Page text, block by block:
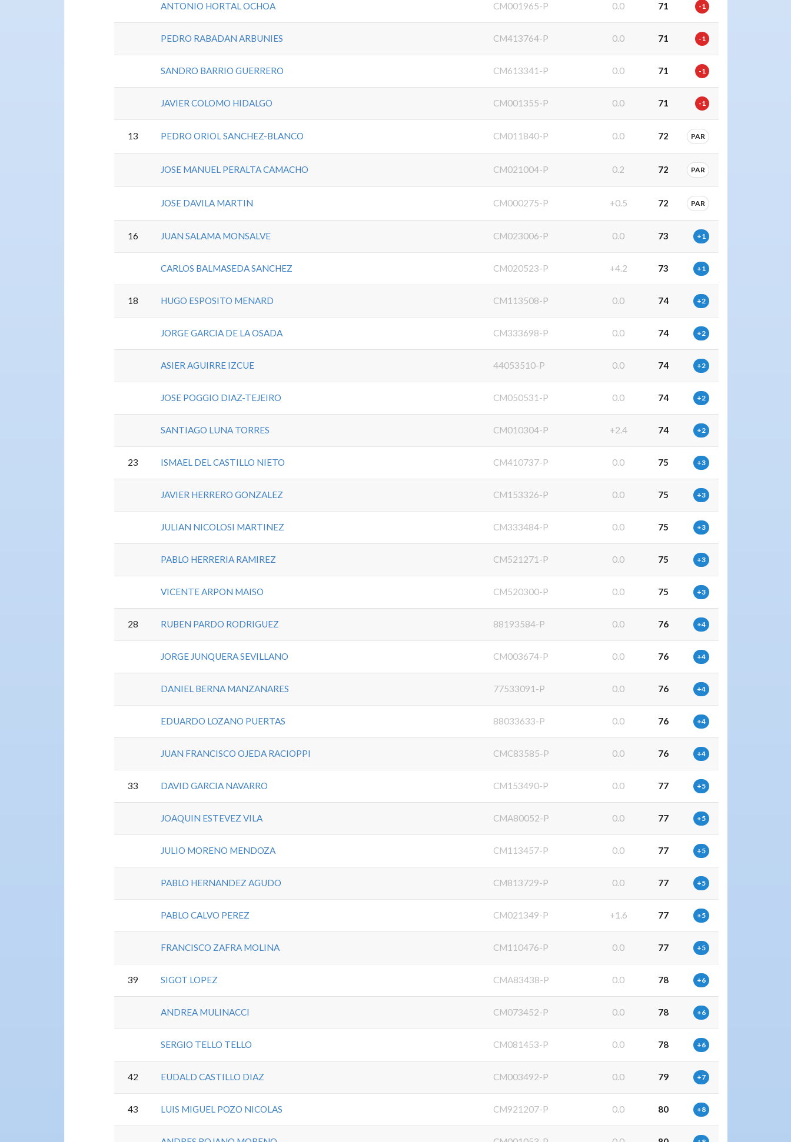
ANTONIO HORTAL OCHOA CM001965-P 0.0 71 -1
PEDRO RABADAN ARBUNIES CM413764-P 0.0 71 -1
SANDRO BARRIO GUERRERO CM613341-P 0.0 71 -1
JAVIER COLOMO HIDALGO CM001355-P 0.0 71 -1
13 PEDRO ORIOL SANCHEZ-BLANCO CM011840-P 0.0 72 PAR
JOSE MANUEL PERALTA CAMACHO CM021004-P 0.2 72 PAR
JOSE DAVILA MARTIN CM000275-P +0.5 72 PAR
16 JUAN SALAMA MONSALVE CM023006-P 0.0 73 +1
CARLOS BALMASEDA SANCHEZ CM020523-P +4.2 73 +1
18 HUGO ESPOSITO MENARD CM113508-P 0.0 74 +2
JORGE GARCIA DE LA OSADA CM333698-P 0.0 74 +2
ASIER AGUIRRE IZCUE 44053510-P 0.0 74 +2
JOSE POGGIO DIAZ-TEJEIRO CM050531-P 0.0 74 +2
SANTIAGO LUNA TORRES CM010304-P +2.4 74 +2
23 ISMAEL DEL CASTILLO NIETO CM410737-P 0.0 75 +3
JAVIER HERRERO GONZALEZ CM153326-P 0.0 75 +3
JULIAN NICOLOSI MARTINEZ CM333484-P 0.0 75 +3
PABLO HERRERIA RAMIREZ CM521271-P 0.0 75 +3
VICENTE ARPON MAISO CM520300-P 0.0 75 +3
28 RUBEN PARDO RODRIGUEZ 88193584-P 0.0 76 +4
JORGE JUNQUERA SEVILLANO CM003674-P 0.0 76 +4
DANIEL BERNA MANZANARES 77533091-P 0.0 76 +4
EDUARDO LOZANO PUERTAS 88033633-P 0.0 76 +4
JUAN FRANCISCO OJEDA RACIOPPI CMC83585-P 0.0 76 +4
33 DAVID GARCIA NAVARRO CM153490-P 0.0 77 +5
JOAQUIN ESTEVEZ VILA CMA80052-P 0.0 77 +5
JULIO MORENO MENDOZA CM113457-P 0.0 77 +5
PABLO HERNANDEZ AGUDO CM813729-P 0.0 77 +5
PABLO CALVO PEREZ CM021349-P +1.6 77 +5
FRANCISCO ZAFRA MOLINA CM110476-P 0.0 77 +5
39 SIGOT LOPEZ CMA83438-P 0.0 78 +6
ANDREA MULINACCI CM073452-P 0.0 78 +6
SERGIO TELLO TELLO CM081453-P 0.0 78 +6
42 EUDALD CASTILLO DIAZ CM003492-P 0.0 79 +7
43 LUIS MIGUEL POZO NICOLAS CM921207-P 0.0 80 +8